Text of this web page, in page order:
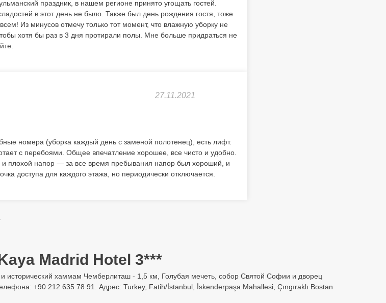
праздник, в нашем регионе принято угощать гостей.
в этот день не было. Также был день рождения гостя, тоже
Из минусов отмечу только тот момент, что влажную уборку не
хотя бы раз в 3 дня протирали полы. Мне больше придраться не
27.11.2021
номера (уборка каждый день с заменой полотенец), есть лифт.
с перебоями. Общее впечатление хорошее, все чисто и удобно.
и плохой напор — за все время пребывания напор был хороший, и
доступа для каждого этажа, но периодически отключается.
Madrid Hotel 3***
исторический хаммам Чемберлиташ - 1,5 км, Голубая мечеть, собор Святой Софии и дворец
+90 212 635 78 91. Адрес: Turkey, Fatih/İstanbul, İskenderpaşa Mahallesi, Çıngıraklı Bostan